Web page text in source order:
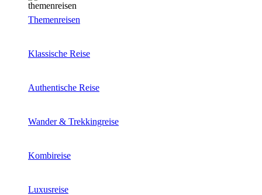
Themenreisen
Klassische Reise
Authentische Reise
Wander & Trekkingreise
Kombireise
Luxusreise